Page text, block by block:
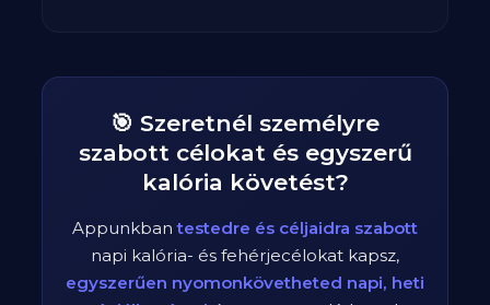
🎯 Szeretnél személyre
szabott célokat és egyszerű
kalória követést?
Appunkbantestedre és céljaidra szabott
napi kalória- és fehérjecélokat kapsz,
egyszerűen nyomonkövetheted napi, heti